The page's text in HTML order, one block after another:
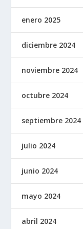
enero 2025
diciembre 2024
noviembre 2024
octubre 2024
septiembre 2024
julio 2024
junio 2024
mayo 2024
abril 2024